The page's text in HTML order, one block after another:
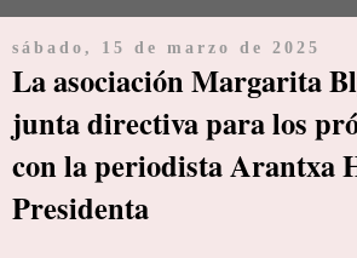
sábado, 15 de marzo de 2025
La asociación Margarita
junta directiva para los
con la periodista Arantxa
Presidenta